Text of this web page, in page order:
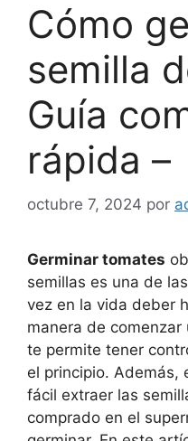
Cómo
semilla
Guía
rápida –
octubre 7, 2024 por
Germinar tomates
semillas es una de
vez en la vida deber
manera de
te permite tener
el principio. Además,
fácil extraer las
comprado en el